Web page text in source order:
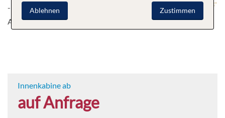
- Mekong Cruise - Wat Hanchey - Kampong Cham -
Angkor Ban - Silk Islands - Phnom Penh
Mehr
Innenkabine ab
auf Anfrage
Zustimmen
Ablehnen